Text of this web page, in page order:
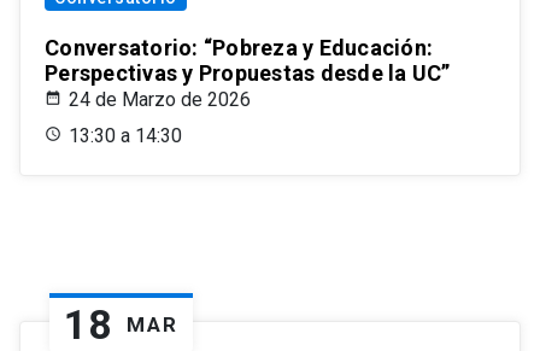
Conversatorio: “Pobreza y Educación:
Perspectivas y Propuestas desde la UC”
24 de Marzo de 2026
13:30 a 14:30
18 MAR